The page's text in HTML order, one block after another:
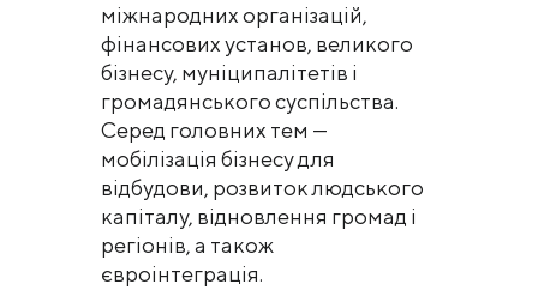
міжнародних організацій,
фінансових установ, великого
бізнесу, муніципалітетів і
громадянського суспільства.
Серед головних тем —
мобілізація бізнесу для
відбудови, розвиток людського
капіталу, відновлення громад і
регіонів, а також
євроінтеграція.